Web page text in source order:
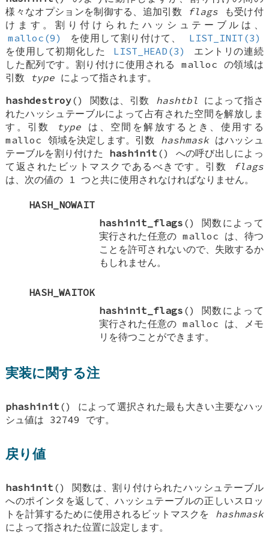
様々なオプションを制御する、追加引数
flags も受け付
けます。割り付けられたハッシュテーブルは、
malloc(9)
を使用して割り付けて、
LIST_INIT(3)
を使用して初期化した
LIST_HEAD(3)
エントリの連続
した配列です。割り付けに使用される malloc の領域は
引数
type によって指されます。
hashdestroy() 関数は、引数 hashtbl によって指さ
れたハッシュテーブルによって占有された空間を解放しま
す。引数
type は、空間を解放するとき、使用する
malloc 領域を決定します。引数 hashmaskはハッシュ
テーブルを割り付けた hashinit () への呼び出しによっ
て返されたビットマスクであるべきです。引数
flags
は、次の値の 1 つと共に使用されなければなりません。
HASH_NOWAIT
hashinit_flags () 関数によって
実行された任意の malloc は、待つ
ことを許可されないので、失敗するか
もしれません。
HASH_WAITOK
hashinit_flags () 関数によって
実行された任意の malloc は、メモ
リを待つことができます。
実装に関する注
phashinit () によって選択された最も大きい主要なハッ
シュ値は 32749 です。
戻り値
hashinit () 関数は、割り付けられたハッシュテーブル
へのポインタを返して、ハッシュテーブルの正しいスロッ
トを計算するために使用されるビットマスクを hashmask
によって指された位置に設定します。